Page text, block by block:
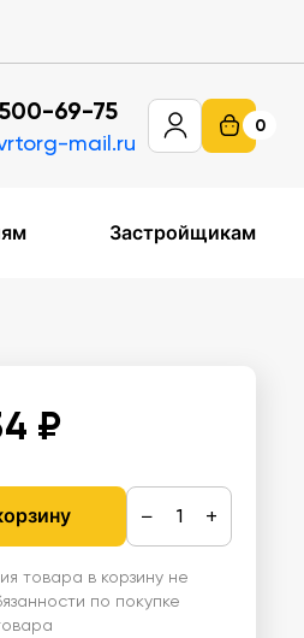
69-75
mail.ru
0
Застройщикам
₽
− +
товара в корзину не
по покупке